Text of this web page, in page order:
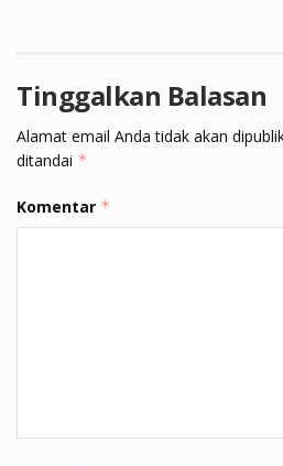
Tinggalkan Balasan
Alamat email Anda tidak akan
ditandai *
Komentar *